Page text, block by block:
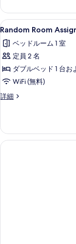
ル
ー
ム
の
す
べ
て
の
を
表
ー
ツ
イ
ル
ー
の
詳
Random
Room
Assign
-
Assign
upon
arrival
べ
て
1
Random Room
ベッドルーム 1 室
定員 2 名
ダブルベッド 1 台お
WiFi (無料)
詳細
Random
Assign
upon
arrival